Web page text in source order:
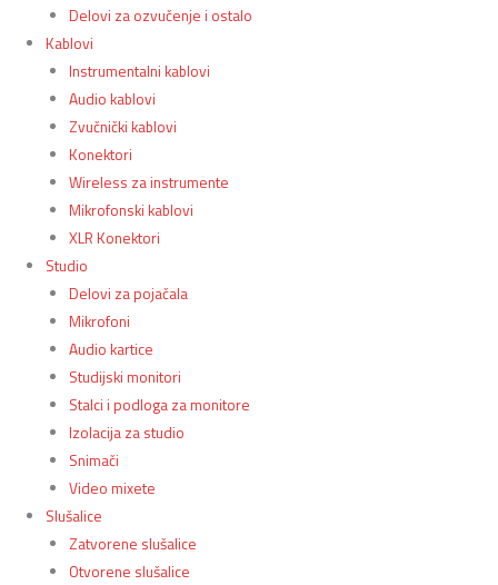
Delovi za ozvučenje i ostalo
Kablovi
Instrumentalni kablovi
Audio kablovi
Zvučnički kablovi
Konektori
Wireless za instrumente
Mikrofonski kablovi
XLR Konektori
Studio
Delovi za pojačala
Mikrofoni
Audio kartice
Studijski monitori
Stalci i podloga za monitore
Izolacija za studio
Snimači
Video mixete
Slušalice
Zatvorene slušalice
Otvorene slušalice